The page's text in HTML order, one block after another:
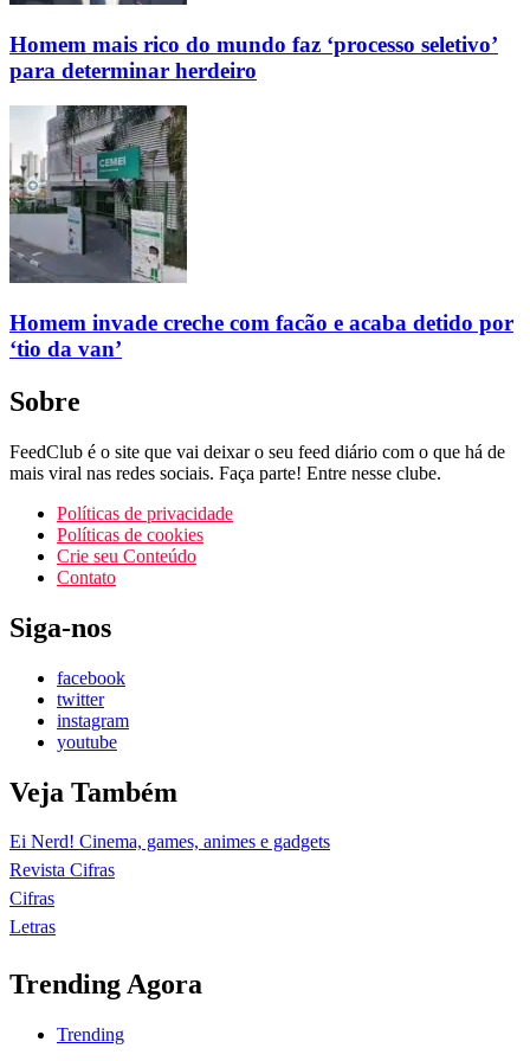
Homem mais rico do mundo faz ‘processo seletivo’
para determinar herdeiro
Homem invade creche com facão e acaba detido por
‘tio da van’
Sobre
FeedClub é o site que vai deixar o seu feed diário com o que há de
mais viral nas redes sociais. Faça parte! Entre nesse clube.
Políticas de privacidade
Políticas de cookies
Crie seu Conteúdo
Contato
Siga-nos
facebook
twitter
instagram
youtube
Veja Também
Ei Nerd! Cinema, games, animes e gadgets
Revista Cifras
Cifras
Letras
Trending Agora
Trending